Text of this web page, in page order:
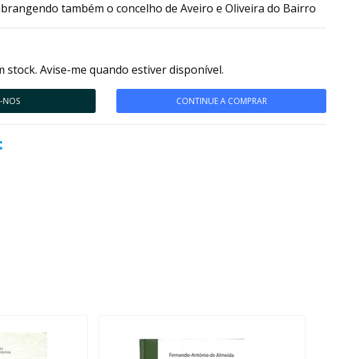
também o concelho de Aveiro e Oliveira do Bairro
stock. Avise-me quando estiver disponível.
NOS CONTINUE A COMPRAR